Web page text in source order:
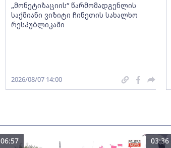
„მონეტიზაციის“ წარმომადგენლის
საქმიანი ვიზიტი ჩინეთის სახალხო
რესპუბლიკაში
2026/08/07 14:00
06:57 03:36